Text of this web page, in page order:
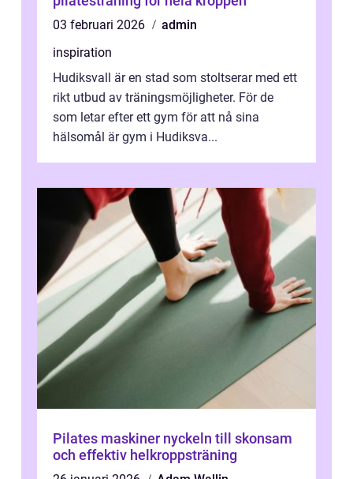
03 februari 2026
admin
inspiration
Hudiksvall är en stad som stoltserar med ett
rikt utbud av träningsmöjligheter. För de
som letar efter ett gym för att nå sina
hälsomål är gym i Hudiksva...
Pilates maskiner nyckeln till skonsam
och effektiv helkroppsträning